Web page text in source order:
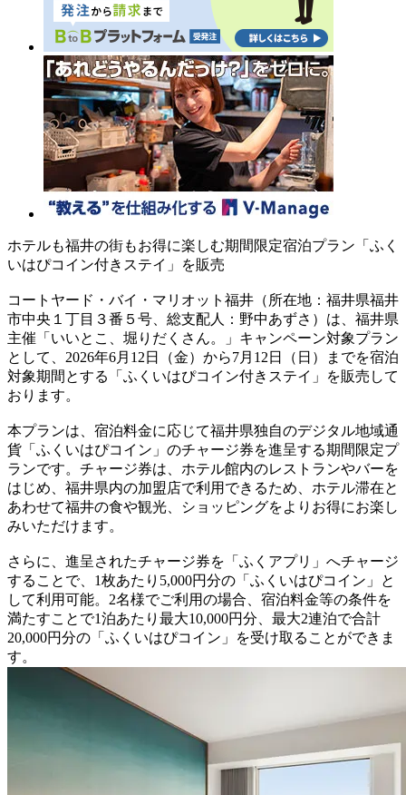
ホテルも福井の街もお得に楽しむ期間限定宿泊プラン「ふく
いはぴコイン付きステイ」を販売
コートヤード・バイ・マリオット福井（所在地：福井県福井
市中央１丁目３番５号、総支配人：野中あずさ）は、福井県
主催「いいとこ、堀りだくさん。」キャンペーン対象プラン
として、2026年6月12日（金）から7月12日（日）までを宿泊
対象期間とする「ふくいはぴコイン付きステイ」を販売して
おります。
本プランは、宿泊料金に応じて福井県独自のデジタル地域通
貨「ふくいはぴコイン」のチャージ券を進呈する期間限定プ
ランです。チャージ券は、ホテル館内のレストランやバーを
はじめ、福井県内の加盟店で利用できるため、ホテル滞在と
あわせて福井の食や観光、ショッピングをよりお得にお楽し
みいただけます。
さらに、進呈されたチャージ券を「ふくアプリ」へチャージ
することで、1枚あたり5,000円分の「ふくいはぴコイン」と
して利用可能。2名様でご利用の場合、宿泊料金等の条件を
満たすことで1泊あたり最大10,000円分、最大2連泊で合計
20,000円分の「ふくいはぴコイン」を受け取ることができま
す。